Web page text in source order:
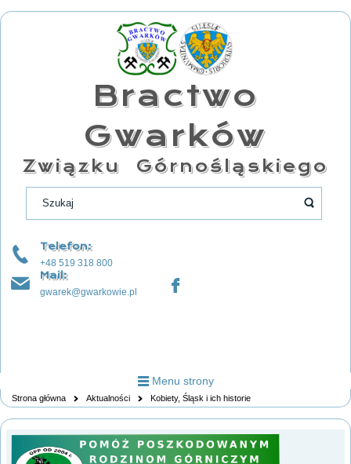
Bractwo
Gwarków
Związku Górnośląskiego
Telefon:
+48 519 318 800
Mail:
gwarek@gwarkowie.pl
Menu strony
Strona główna Aktualności Kobiety, Śląsk i ich historie